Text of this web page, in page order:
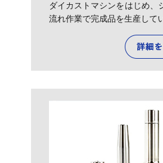
ダイカストマシンをはじめ、
流れ作業で完成品を生産して